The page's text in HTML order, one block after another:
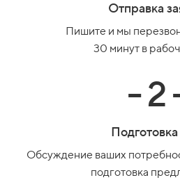
Отправка
Пишите и мы
30 минут в
- 2
Обсуждение ваших
подготовка